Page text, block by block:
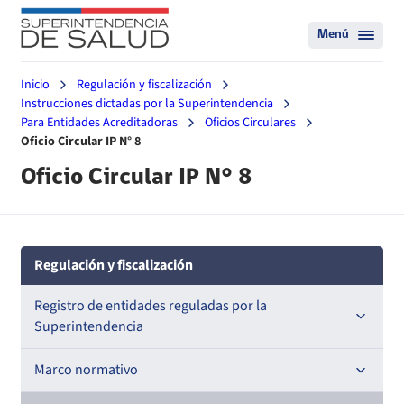
Menú
Inicio
Regulación y fiscalización
Instrucciones dictadas por la Superintendencia
Para Entidades Acreditadoras
Oficios Circulares
Oficio Circular IP N° 8
Oficio Circular IP N° 8
Regulación y fiscalización
Registro de entidades reguladas por la
Superintendencia
Registro de Prestadores Acreditados
Marco normativo